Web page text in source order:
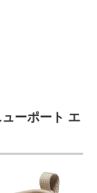
ーポート エ